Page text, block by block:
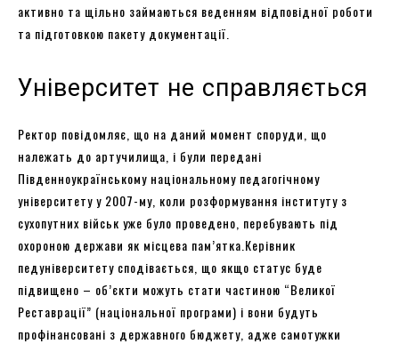
активно та щільно займаються веденням відповідної роботи
та підготовкою пакету документації.
Університет не справляється
Ректор повідомляє, що на даний момент споруди, що
належать до артучилища, і були передані
Південноукраїнському національному педагогічному
університету у 2007-му, коли розформування інституту з
сухопутних військ уже було проведено, перебувають під
охороною держави як місцева пам’ятка.Керівник
педуніверситету сподівається, що якщо статус буде
підвищено – об’єкти можуть стати частиною “Великої
Реставрації” (національної програми) і вони будуть
профінансовані з державного бюджету, адже самотужки